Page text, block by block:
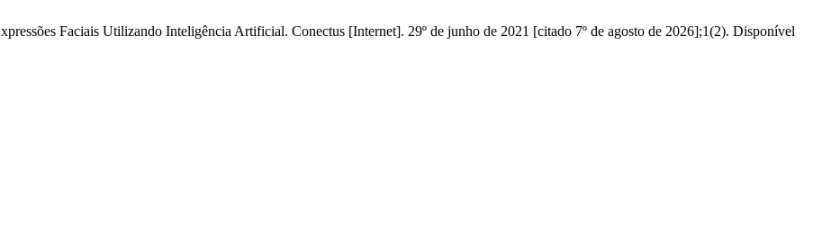
Faciais Utilizando Inteligência Artificial. Conectus [Internet]. 29º de junho de 2021 [citado 7º de agosto de 2026];1(2). Disponível